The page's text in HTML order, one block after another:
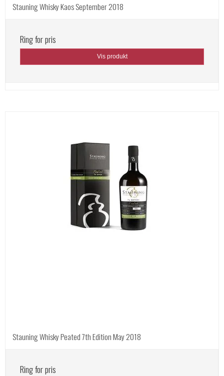
Stauning Whisky Kaos September 2018
Ring for pris
Vis produkt
Stauning Whisky Peated 7th Edition May 2018
Ring for pris